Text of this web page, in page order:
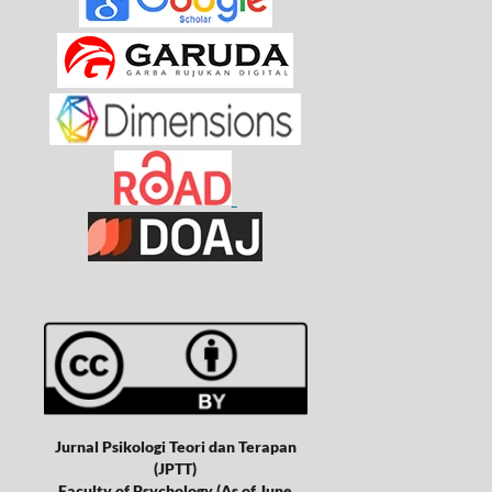
Jurnal Psikologi Teori dan Terapan
(JPTT)